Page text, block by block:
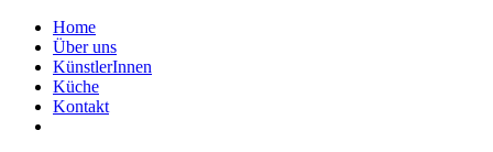
Zum
Inhalt
springen
Home
Über uns
KünstlerInnen
Küche
Kontakt